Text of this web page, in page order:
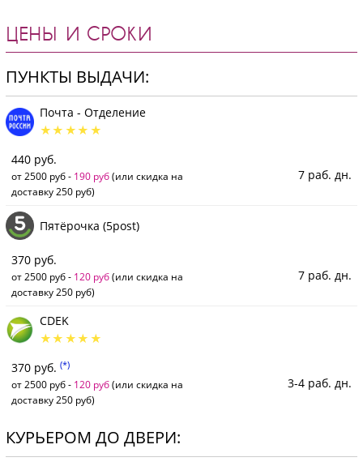
ЦЕНЫ И СРОКИ
ПУНКТЫ ВЫДАЧИ:
Почта - Отделение
440 руб.
от 2500 руб - 190 руб(или скидка на
доставку 250 руб)
7 раб. дн.
Пятёрочка (5post)
370 руб.
от 2500 руб - 120 руб(или скидка на
доставку 250 руб)
7 раб. дн.
CDEK
370 руб. (*)
от 2500 руб - 120 руб(или скидка на
доставку 250 руб)
3-4 раб. дн.
КУРЬЕРОМ ДО ДВЕРИ: